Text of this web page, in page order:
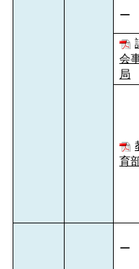
ー
会
局
育
ー